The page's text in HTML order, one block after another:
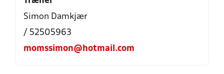
Simon Damkjær
/ 52505963
momssimon@hotmail.com